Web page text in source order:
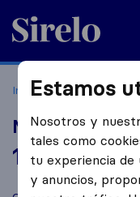
Sirelo.es
Inicio Empresas de
Mudanzas
10,0
reseñas
Estamos
Nosotros y
tales como
tu experiencia de
y anuncios,